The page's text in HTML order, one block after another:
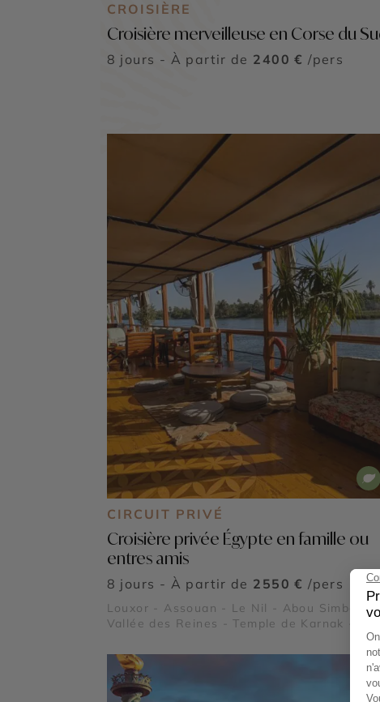
CROISIÈRE
Croisière merveilleuse en Corse du
8 jours - À partir de 2400 € /pers
CIRCUIT PRIVÉ
Croisière privée Égypte en famille ou
entres amis
8 jours - À partir de 2550 € /pers
Louxor - Assouan - Le Nil - Abou Simbel -
Vallée des Reines - Temple de Karnak -